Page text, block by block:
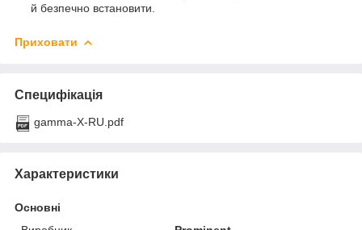
й безпечно встановити.
Приховати
Специфікація
gamma-X-RU.pdf
Характеристики
Основні